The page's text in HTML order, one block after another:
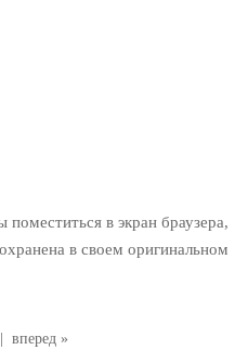
вперед »
в экран браузера,
в своем оригинальном